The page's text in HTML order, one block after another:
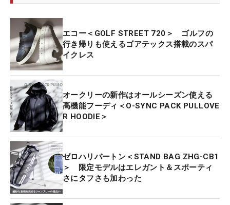
エコー＜GOLF STREET 720＞ ゴルフの
行き帰りも使えるゴアテックス搭載のスパ
イクレス
オークリーの新作はオールシーズン使える
高機能フーディ＜O-SYNC PACK PULLOVE
R HOODIE＞
ゼロハリバートン＜STAND BAG ZHG-CB1
＞ 限定モデルはエレガント＆スポーティ
さにタフさも加わった